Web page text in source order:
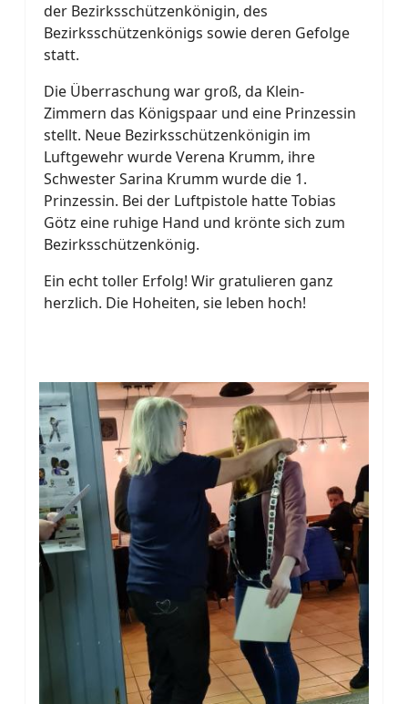
der Bezirksschützenkönigin, des
Bezirksschützenkönigs sowie deren Gefolge
statt.
Die Überraschung war groß, da Klein-
Zimmern das Königspaar und eine Prinzessin
stellt. Neue Bezirksschützenkönigin im
Luftgewehr wurde Verena Krumm, ihre
Schwester Sarina Krumm wurde die 1.
Prinzessin. Bei der Luftpistole hatte Tobias
Götz eine ruhige Hand und krönte sich zum
Bezirksschützenkönig.
Ein echt toller Erfolg! Wir gratulieren ganz
herzlich. Die Hoheiten, sie leben hoch!